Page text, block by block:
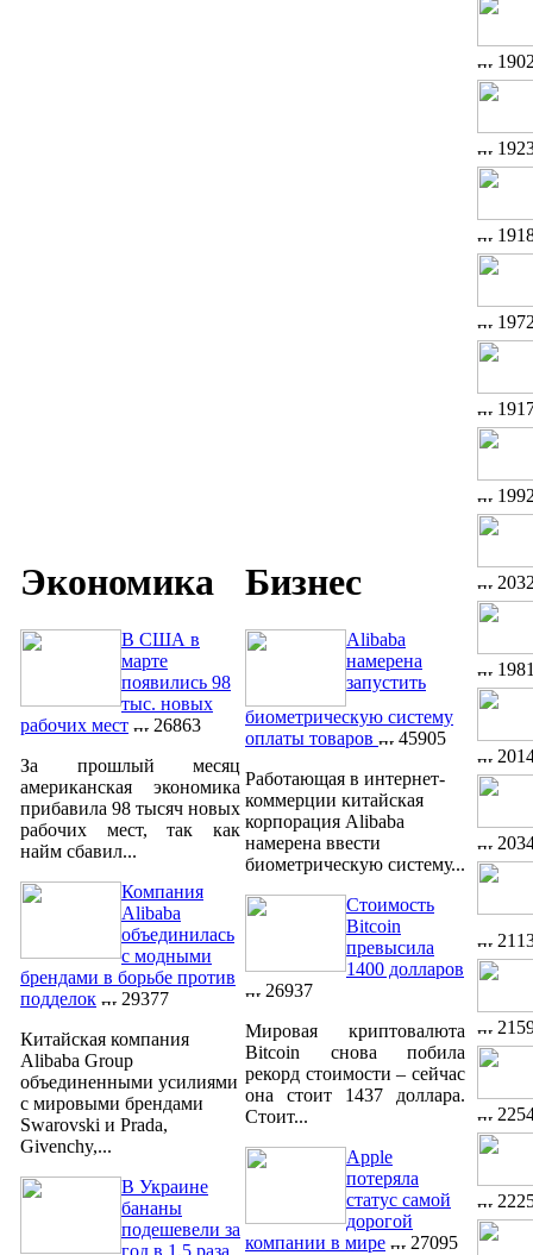
Экономика
В США в
марте
появились 98
тыс. новых
рабочих мест
26863
За прошлый месяц
американская экономика
прибавила 98 тысяч новых
рабочих мест, так как
найм сбавил...
Компания
Alibaba
объединилась
с модными
брендами в борьбе против
подделок
29377
Китайская компания
Alibaba Group
объединенными усилиями
с мировыми брендами
Swarovski и Prada,
Givenchy,...
В Украине
бананы
подешевели за
Бизнес
Alibaba
намерена
запустить
биометрическую систему
оплаты товаров
45905
Работающая в интернет-
коммерции китайская
корпорация Alibaba
намерена ввести
биометрическую систему...
Стоимость
Bitcoin
превысила
1400 долларов
26937
Мировая криптовалюта
Bitcoin снова побила
рекорд стоимости – сейчас
она стоит 1437 доллара.
Стоит...
Apple
потеряла
статус самой
дорогой
компании в мире
27095